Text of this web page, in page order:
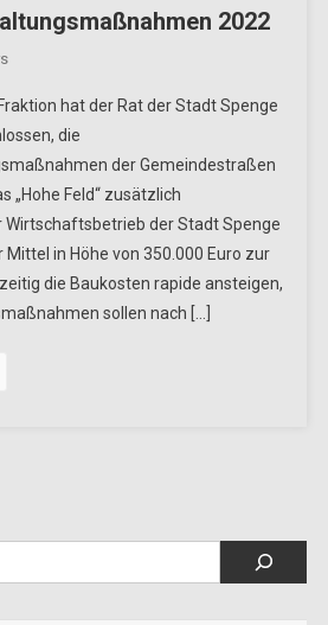
2022
hat der Rat der Stadt Spenge
die
der Gemeindestraßen
„Hohe Feld“ zusätzlich
der Stadt Spenge
in Höhe von 350.000 Euro zur
die Baukosten rapide ansteigen,
sollen nach […]